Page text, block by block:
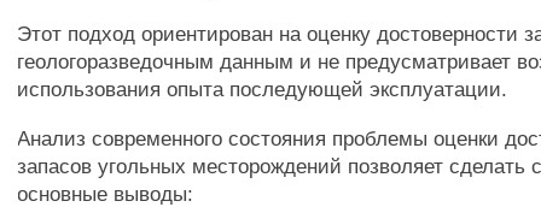
Этот подход ориентирован на оценку достоверности
геологоразведочным данным и не предусматривает
использования опыта последующей эксплуатации.
Анализ современного состояния проблемы оценки
запасов угольных месторождений позволяет
основные выводы: